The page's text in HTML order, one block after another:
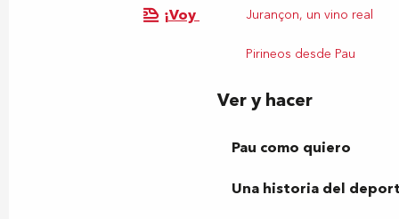
Jurançon, un vino real
Pirineos desde Pau
Ver y hacer
Pau como quiero
Una historia del
¡Voy en tren!